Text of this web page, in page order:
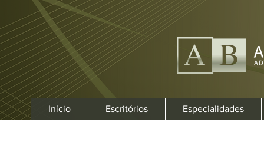
Início Escritórios Especialidades